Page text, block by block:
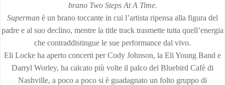
brano Two Steps At A Time.
Superman è un brano toccante in cui l’artista ripensa alla figura del
padre e al suo declino, mentre la title track trasmette tutta quell’energia
che contraddistingue le sue performance dal vivo.
Eli Locke ha aperto concerti per Cody Johnson, la Eli Young Band e
Darryl Worley, ha calcato più volte il palco del Bluebird Cafè di
Nashville, a poco a poco si è guadagnato un folto gruppo di